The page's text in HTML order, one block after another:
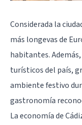
Considerada la
más longevas de
habitantes.
turísticos del país,
ambiente festivo
gastronomía
La economía de